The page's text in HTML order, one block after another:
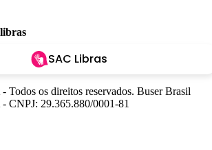
SAC Libras
Todos os direitos reservados. Buser Brasil
CNPJ: 29.365.880/0001-81